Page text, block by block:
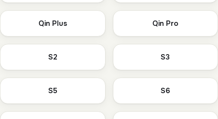
Qin Plus Qin Pro
S2 S3
S5 S6